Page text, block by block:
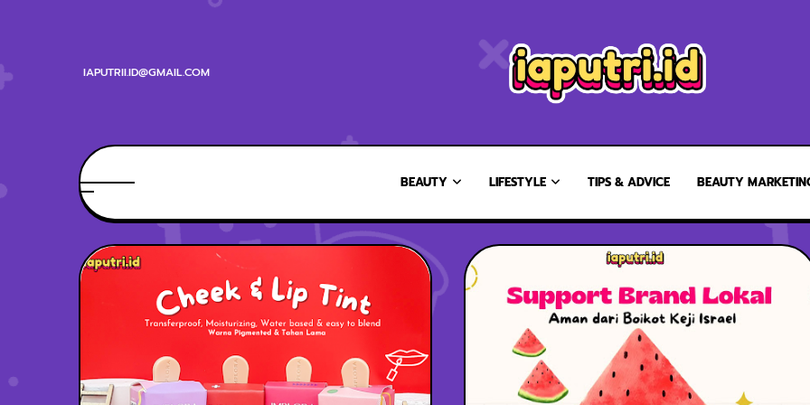
IAPUTRII.ID@GMAIL.COM
BEAUTY LIFESTYLE TIPS & ADVICE BEAUTY